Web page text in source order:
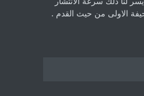
الاولى من حيث القدم .